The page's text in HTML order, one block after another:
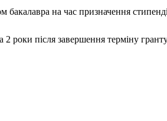
на час призначення
2 роки після завершення терміну